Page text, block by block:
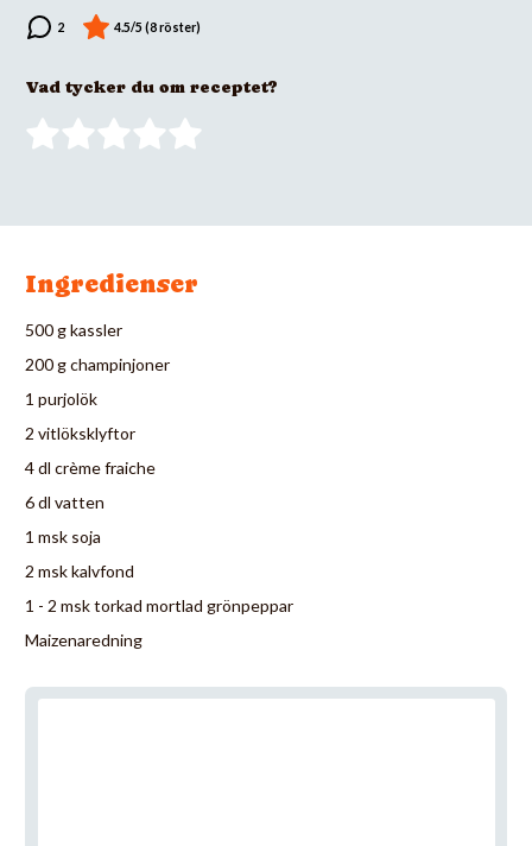
Vad tycker du om receptet?
Ingredienser
500 g kassler
200 g champinjoner
1 purjolök
2 vitlöksklyftor
4 dl crème fraiche
6 dl vatten
1 msk soja
2 msk kalvfond
1 - 2 msk torkad mortlad grönpeppar
Maizenaredning